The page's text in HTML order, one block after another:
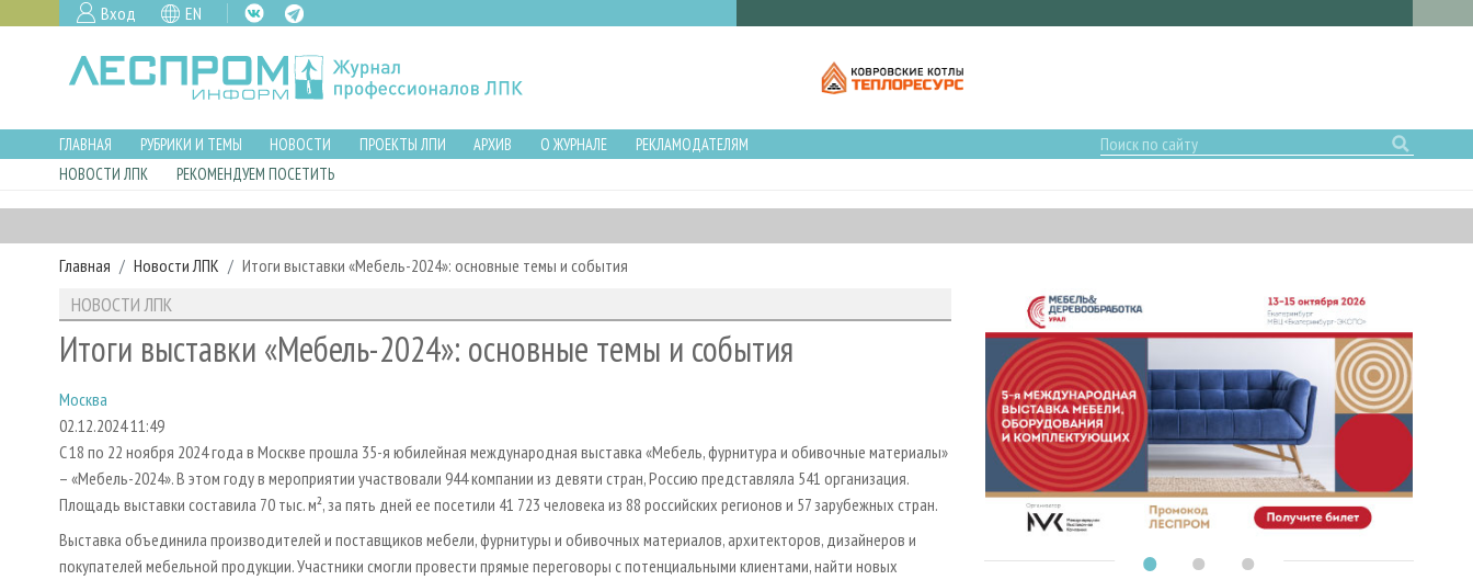
Вход EN
ГЛАВНАЯ РУБРИКИ И ТЕМЫ НОВОСТИ ПРОЕКТЫ ЛПИ АРХИВ О ЖУРНАЛЕ
РЕКЛАМОДАТЕЛЯМ
НОВОСТИ ЛПК
РЕКОМЕНДУЕМ ПОСЕТИТЬ
Главная Новости ЛПК Итоги выставки «Мебель-2024»: основные темы и события
НОВОСТИ ЛПК
Итоги выставки «Мебель-2024»: основные темы и события
Москва
02.12.2024 11:49
C 18 по 22 ноября 2024 года в Москве прошла 35-я юбилейная международная выставка «Мебель, фурнитура и обивочные материалы»
– «Мебель-2024». В этом году в мероприятии участвовали 944 компании из девяти стран, Россию представляла 541 организация.
Площадь выставки составила 70 тыс. м², за пять дней ее посетили 41 723 человека из 88 российских регионов и 57 зарубежных стран.
Выставка объединила производителей и поставщиков мебели, фурнитуры и обивочных материалов, архитекторов, дизайнеров и
покупателей мебельной продукции. Участники смогли провести прямые переговоры с потенциальными клиентами, найти новых